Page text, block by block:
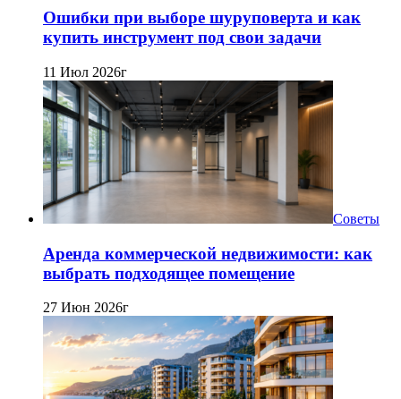
Ошибки при выборе шуруповерта и как
купить инструмент под свои задачи
11 Июл 2026г
Советы
Аренда коммерческой недвижимости: как
выбрать подходящее помещение
27 Июн 2026г